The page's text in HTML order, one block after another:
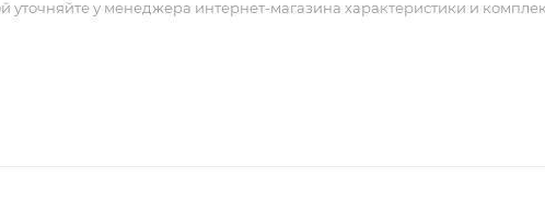
уточняйте у менеджера интернет-магазина характеристики и